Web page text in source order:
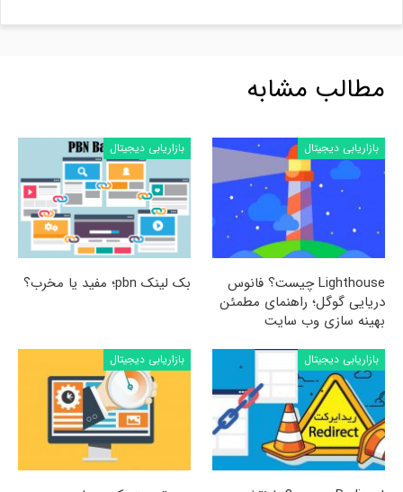
مطالب مشابه
بازاریابی دیجیتال
Lighthouse چیست؟ فانوس
دریایی گوگل؛ راهنمای مطمئن
بهینه سازی وب سایت
بازاریابی دیجیتال
بک لینک pbn؛ مفید یا مخرب؟
بازاریابی دیجیتال بازاریابی دیجیتال